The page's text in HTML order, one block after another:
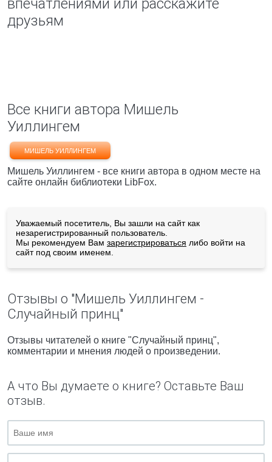
впечатлениями или расскажите
друзьям
Все книги автора Мишель
Уиллингем
МИШЕЛЬ УИЛЛИНГЕМ
Мишель Уиллингем - все книги автора в одном месте на
сайте онлайн библиотеки LibFox.
Уважаемый посетитель, Вы зашли на сайт как
незарегистрированный пользователь.
Мы рекомендуем Вам зарегистрироваться либо войти на
сайт под своим именем.
Отзывы о "Мишель Уиллингем -
Случайный принц"
Отзывы читателей о книге "Случайный принц",
комментарии и мнения людей о произведении.
А что Вы думаете о книге? Оставьте Ваш
отзыв.